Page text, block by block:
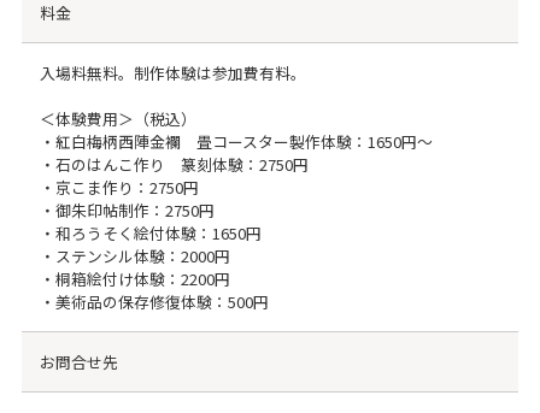
料金
入場料無料。制作体験は参加費有料。
＜体験費用＞（税込）
・紅白梅柄西陣金襴 畳コースター製作体験：1650円～
・石のはんこ作り 篆刻体験：2750円
・京こま作り：2750円
・御朱印帖制作：2750円
・和ろうそく絵付体験：1650円
・ステンシル体験：2000円
・桐箱絵付け体験：2200円
・美術品の保存修復体験：500円
お問合せ先